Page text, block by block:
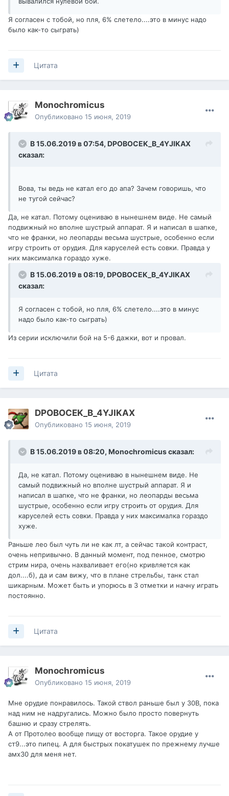
Я согласен с тобой, но пля, 6% слетело....это в минус надо
было как-то сыграть)
Цитата
Monochromicus
Опубликовано 15 июня, 2019
В 15.06.2019 в 07:54, DPOBOCEK_B_4YJIKAX
сказал:
Вова, ты ведь не катал его до апа? Зачем говоришь, что
не тугой сейчас?
Да, не катал. Потому оцениваю в нынешнем виде. Не самый
подвижный но вполне шустрый аппарат. Я и написал в шапке,
что не франки, но леопарды весьма шустрые, особенно если
игру строить от орудия. Для каруселей есть совки. Правда у
них максималка гораздо хуже.
В 15.06.2019 в 08:19, DPOBOCEK_B_4YJIKAX
сказал:
Я согласен с тобой, но пля, 6% слетело....это в минус
надо было как-то сыграть)
Из серии исключили бой на 5-6 дажки, вот и провал.
Цитата
DPOBOCEK_B_4YJIKAX
Опубликовано 15 июня, 2019
В 15.06.2019 в 08:20, Monochromicusсказал:
Да, не катал. Потому оцениваю в нынешнем виде. Не
самый подвижный но вполне шустрый аппарат. Я и
написал в шапке, что не франки, но леопарды весьма
шустрые, особенно если игру строить от орудия. Для
каруселей есть совки. Правда у них максималка гораздо
хуже.
Раньше лео был чуть ли не как лт, а сейчас такой контраст,
очень непривычно. В данный момент, под пенное, смотрю
стрим нира, очень нахваливает его(но кривляется как
дол....б), да и сам вижу, что в плане стрельбы, танк стал
шикарным. Может быть и упорюсь в 3 отметки и начну играть
постоянно.
Цитата
Monochromicus
Опубликовано 15 июня, 2019
Мне орудие понравилось. Такой ствол раньше был у 30В, пока
над ним не надругались. Можно было просто повернуть
башню и сразу стрелять.
А от Протолео вообще пищу от восторга. Такое орудие у
ст9...это пипец. А для быстрых покатушек по прежнему лучше
амх30 для меня нет.